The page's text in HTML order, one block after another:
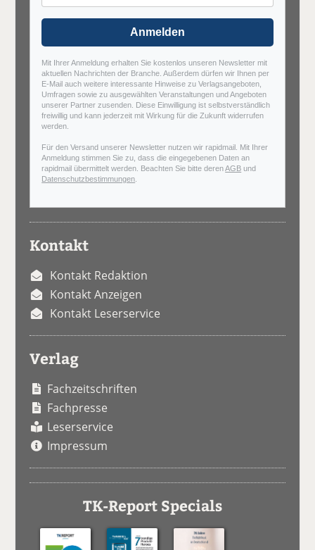
Anmelden
Mit Ihrer Anmeldung erhalten Sie kostenlos unseren Newsletter mit
aktuellen Nachrichten der Branche. Außerdem dürfen wir Ihnen per
E-Mail auch weitere interessante Hinweise zu Verlagsangeboten,
Umfragen sowie zu ausgewählten Veranstaltungen und Angeboten
unserer Partner zusenden. Diese Einwilligung ist selbstverständlich
freiwillig und kann jederzeit mit Wirkung für die Zukunft widerrufen
werden.
Für den Versand unserer Newsletter nutzen wir rapidmail. Mit Ihrer
Anmeldung stimmen Sie zu, dass die eingegebenen Daten an
rapidmail übermittelt werden. Beachten Sie bitte derenAGB und
Datenschutzbestimmungen
Kontakt
Kontakt Redaktion
Kontakt Anzeigen
Kontakt Leserservice
Verlag
Fachzeitschriften
Fachpresse
Leserservice
Impressum
TK-Report Specials